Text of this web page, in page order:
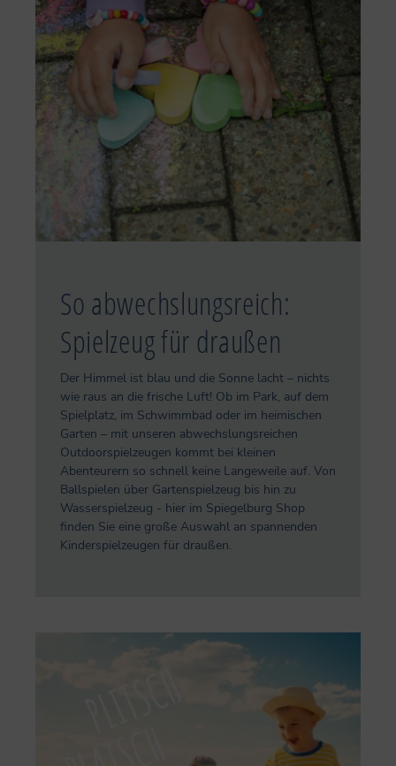
So abwechslungsreich:
Spielzeug für draußen
Der Himmel ist blau und die Sonne lacht – nichts
wie raus an die frische Luft! Ob im Park, auf dem
Spielplatz, im Schwimmbad oder im heimischen
Garten – mit unseren abwechslungsreichen
Outdoorspielzeugen kommt bei kleinen
Abenteurern so schnell keine Langeweile auf. Von
Ballspielen über Gartenspielzeug bis hin zu
Wasserspielzeug - hier im Spiegelburg Shop
finden Sie eine große Auswahl an spannenden
Kinderspielzeugen für draußen.